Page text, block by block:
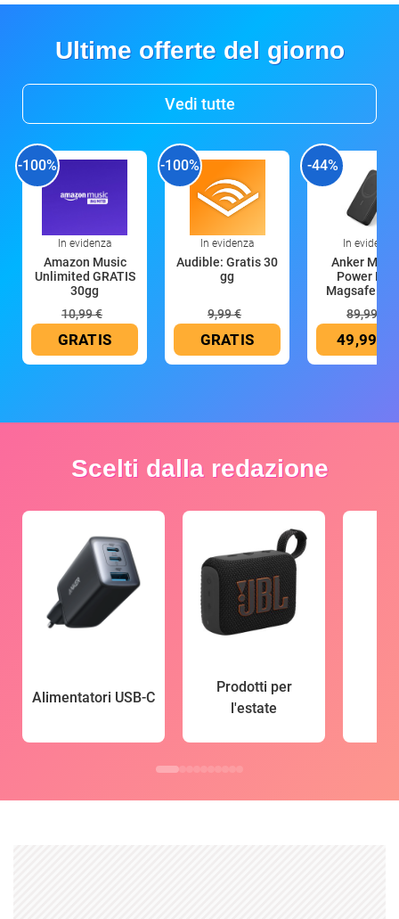
Ultime offerte del giorno
Vedi tutte
-100%
In evidenza
Amazon Music
Unlimited GRATIS
30gg
10,99 €
GRATIS
-100%
In evidenza
Audible: Gratis 30
gg
9,99 €
GRATIS
-44%
In evidenza
Anker
Power
Magsafe
89,99 €
49,99 €
Scelti dalla redazione
Alimentatori USB-C
Prodotti per
l'estate